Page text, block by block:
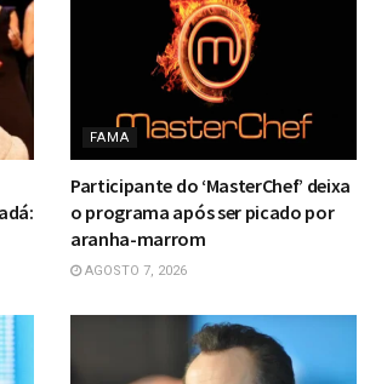
FAMA
Participante do ‘MasterChef’ deixa
o programa após ser picado por
aranha-marrom
AGOSTO 7, 2026